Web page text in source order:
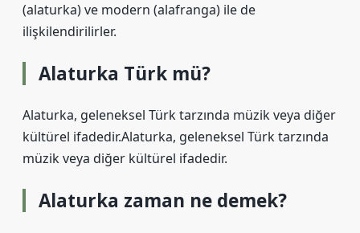
(alaturka) ve modern (alafranga) ile de
ilişkilendirilirler.
Alaturka Türk mü?
Alaturka, geleneksel Türk tarzında müzik veya diğer
kültürel ifadedir.Alaturka, geleneksel Türk tarzında
müzik veya diğer kültürel ifadedir.
Alaturka zaman ne demek?